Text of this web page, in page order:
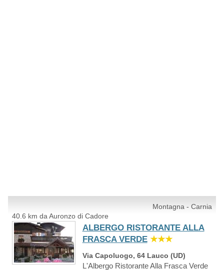
Montagna - Carnia
40.6 km da Auronzo di Cadore
ALBERGO RISTORANTE ALLA
FRASCA VERDE ★★★
Via Capoluogo, 64 Lauco (UD)
L'Albergo Ristorante Alla Frasca Verde